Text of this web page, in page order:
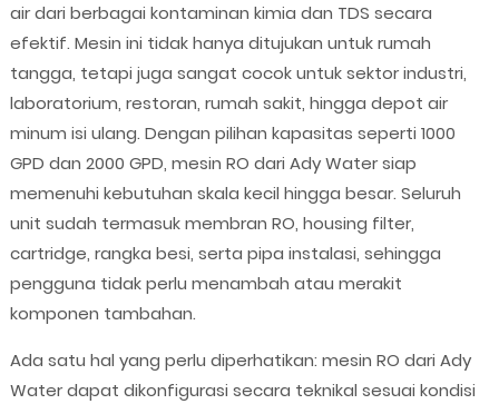
air dari berbagai kontaminan kimia dan TDS secara
efektif. Mesin ini tidak hanya ditujukan untuk rumah
tangga, tetapi juga sangat cocok untuk sektor industri,
laboratorium, restoran, rumah sakit, hingga depot air
minum isi ulang. Dengan pilihan kapasitas seperti 1000
GPD dan 2000 GPD, mesin RO dari Ady Water siap
memenuhi kebutuhan skala kecil hingga besar. Seluruh
unit sudah termasuk membran RO, housing filter,
cartridge, rangka besi, serta pipa instalasi, sehingga
pengguna tidak perlu menambah atau merakit
komponen tambahan.
Ada satu hal yang perlu diperhatikan: mesin RO dari Ady
Water dapat dikonfigurasi secara teknikal sesuai kondisi